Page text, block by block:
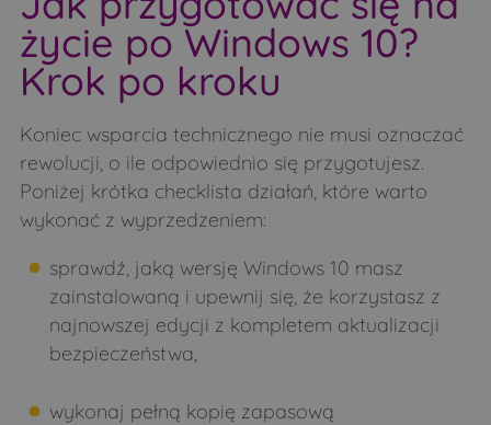
życie po Windows 10?
Krok po kroku
Koniec wsparcia technicznego nie musi oznaczać
rewolucji, o ile odpowiednio się przygotujesz.
Poniżej krótka checklista działań, które warto
wykonać z wyprzedzeniem:
sprawdź, jaką wersję Windows 10 masz
zainstalowaną i upewnij się, że korzystasz z
najnowszej edycji z kompletem aktualizacji
bezpieczeństwa,
wykonaj pełną kopię zapasową